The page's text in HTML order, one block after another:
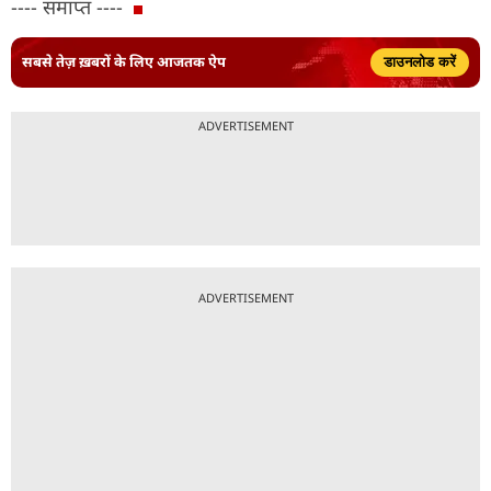
---- समाप्त ----
सबसे तेज़ ख़बरों के लिए आजतक ऐप डाउनलोड करें
ADVERTISEMENT
ADVERTISEMENT